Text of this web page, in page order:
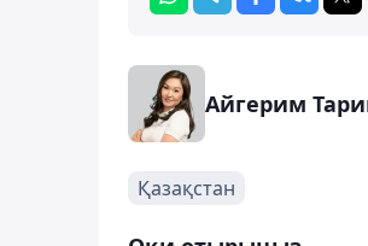
Айгерим
Қазақстан